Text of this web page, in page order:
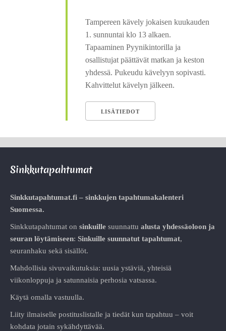
Tampereen kävely jokaisen kuukauden
1. sunnuntai klo 13 alkaen.
Tapaaminen Pyynikintorilla ja
osallistujat päättävät matkan ja keston
yhdessä. Pukeudu kävelyyn sopivasti.
Kahvittelut kävelyn jälkeen.
LISÄTIEDOT
Sinkkutapahtumat
Sinkkutapahtumat.fi – sinkkujen tapahtumakalenteri
Suomessa.
Sinkkutapahtumat on sinkuille suunnattu alusta yhdessäoloon ja
seuran löytämiseen: Sinkuille suunnatut tapahtumat,
seuranhaku sekä sisällöt.
Mahdollisia sivuvaikutuksia: uusia ystäviä, yhteisiä
viikonloppuja ja satunnaisia perhosia vatsassa.
Käytä omalla vastuulla.
Liity ilmaiselle postituslistalle ja tiedät kun tapahtuu – voit
kohdata jotain sykähdyttävää.